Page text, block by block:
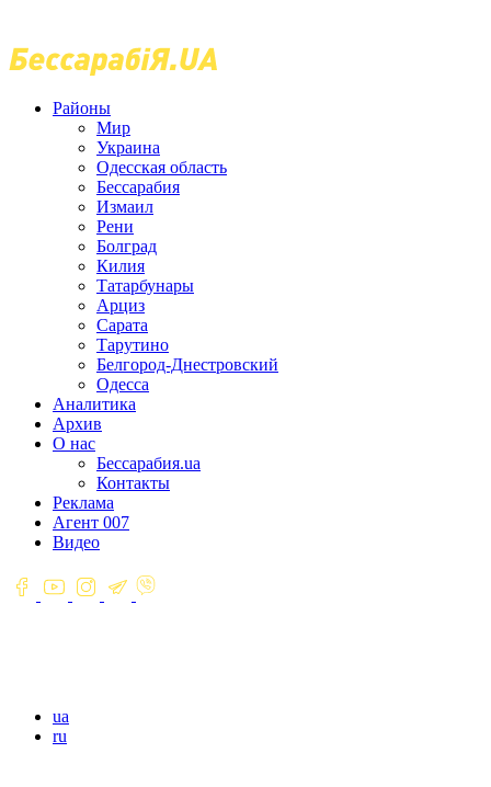
Районы
Мир
Украина
Одесская область
Бессарабия
Измаил
Рени
Болград
Килия
Татарбунары
Арциз
Сарата
Тарутино
Белгород-Днестровский
Одесса
Аналитика
Архив
О нас
Бессарабия.ua
Контакты
Реклама
Агент 007
Видео
ua
ru